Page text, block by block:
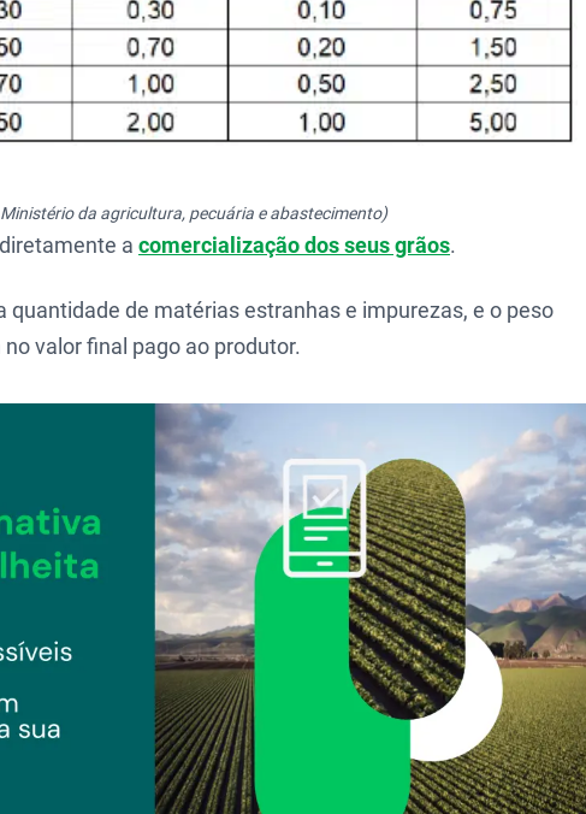
da agricultura, pecuária e abastecimento)
a comercialização dos seus grãos.
quantidade de matérias estranhas e impurezas, e o peso
valor final pago ao produtor.